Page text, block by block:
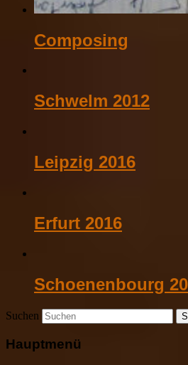
Composing
Schwelm 2012
Leipzig 2016
Erfurt 2016
Schoenenbourg
Suchen
Hauptmenü